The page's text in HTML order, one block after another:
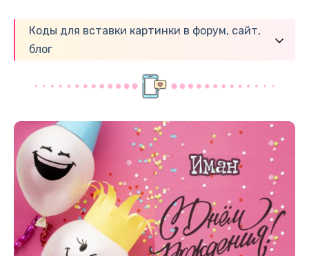
Коды для вставки картинки в форум, сайт,
блог